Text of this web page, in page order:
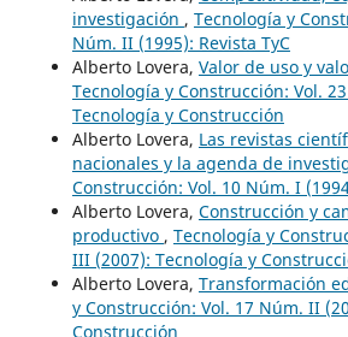
investigación , Tecnología y
Núm. II (1995): Revista TyC
Alberto Lovera, Valor de uso y
Tecnología y Construcción: Vol.
Tecnología y Construcción
Alberto Lovera, Las revistas
nacionales y la agenda de
Construcción: Vol. 10 Núm. I
Alberto Lovera, Construcción y
productivo , Tecnología y
III (2007): Tecnología y
Alberto Lovera, Transformación
y Construcción: Vol. 17 Núm. II
Construcción